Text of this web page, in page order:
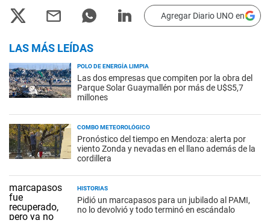
Agregar Diario UNO en
LAS MÁS LEÍDAS
POLO DE ENERGÍA LIMPIA
Las dos empresas que compiten por la obra del
Parque Solar Guaymallén por más de U$S5,7
millones
COMBO METEOROLÓGICO
Pronóstico del tiempo en Mendoza: alerta por
viento Zonda y nevadas en el llano además de la
cordillera
HISTORIAS
Pidió un marcapasos para un jubilado al PAMI,
no lo devolvió y todo terminó en escándalo